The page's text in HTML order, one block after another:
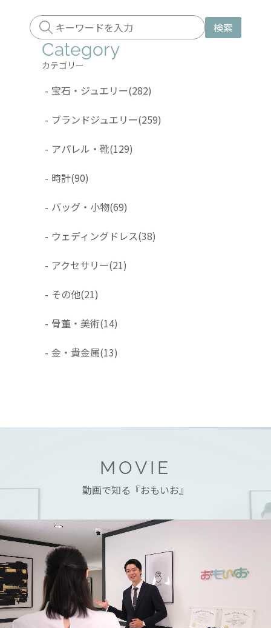
検索
Category
カテゴリー
- 宝石・ジュエリー(282)
- ブランドジュエリー(259)
- アパレル・靴(129)
- 時計(90)
- バッグ・小物(69)
- ウェディングドレス(38)
- アクセサリー(21)
- その他(21)
- 骨董・美術(14)
- 金・貴金属(13)
MOVIE
動画で知る『おもいお』